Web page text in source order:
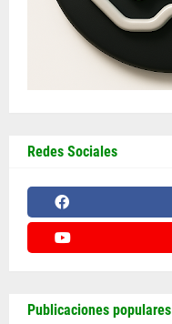
Redes Sociales
Publicaciones populares